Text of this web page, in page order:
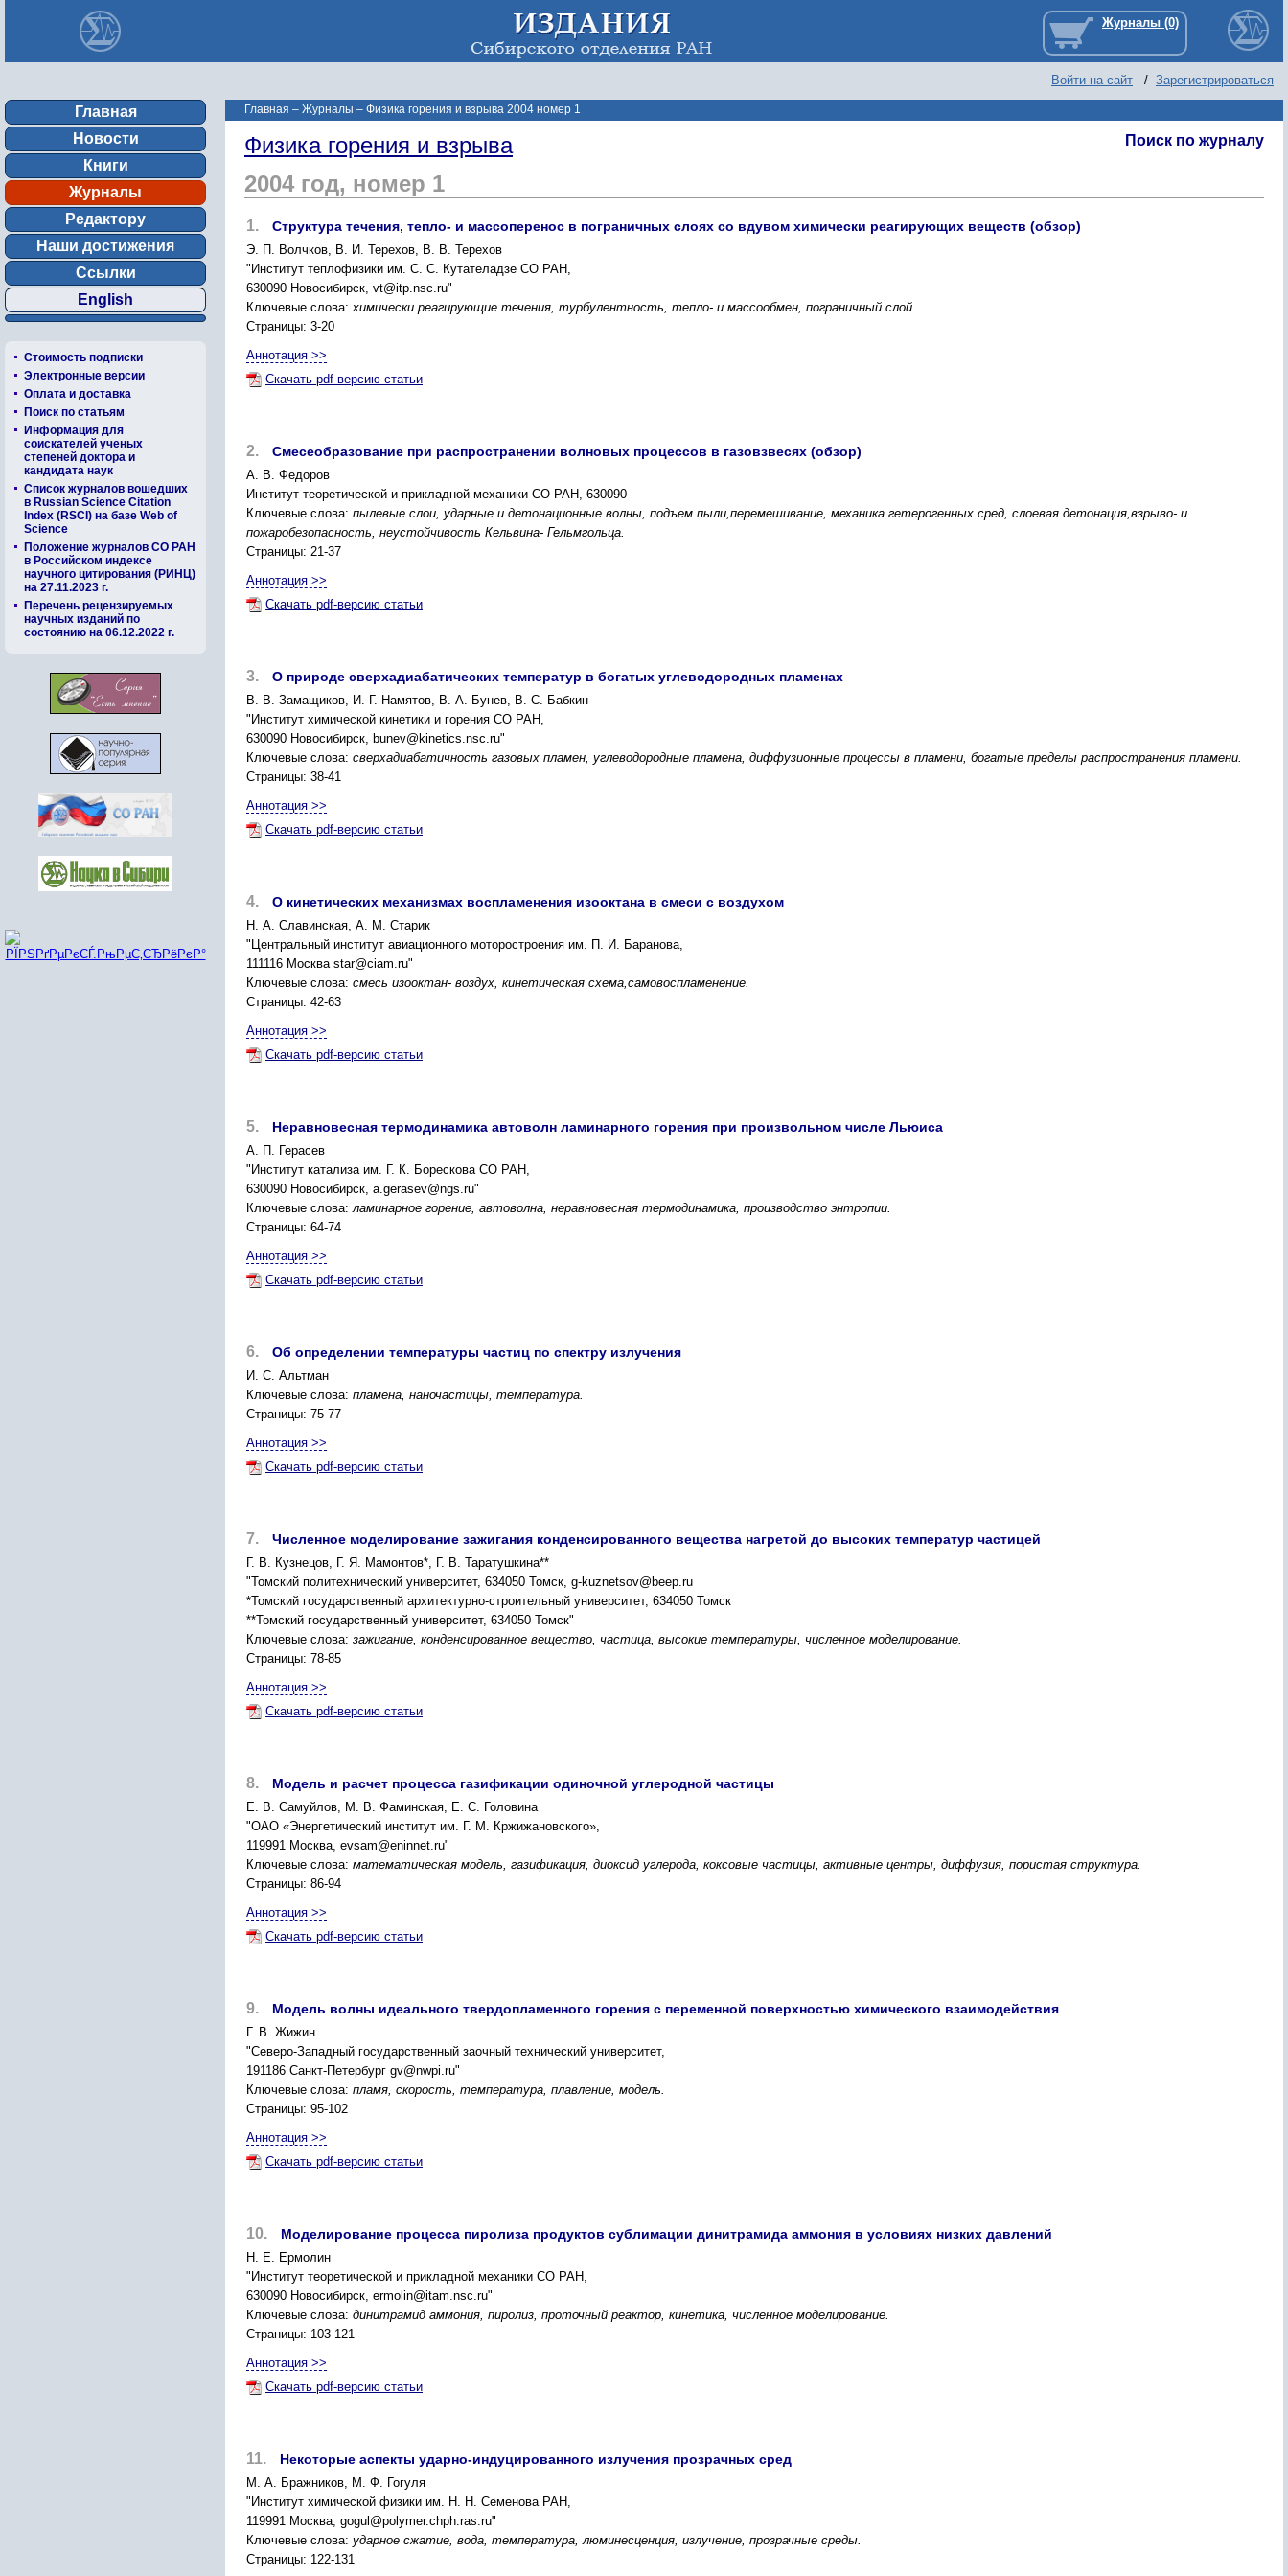
Войти на сайт / Зарегистрироваться
Главная
Новости
Книги
Журналы
Редактору
Наши достижения
Ссылки
English
Стоимость подписки
Электронные версии
Оплата и доставка
Поиск по статьям
Информация для
соискателей ученых
степеней доктора и
кандидата наук
Список журналов вошедших
в Russian Science Citation
Index (RSCI) на базе Web of
Science
Положение журналов СО РАН
в Российском индексе
научного цитирования (РИНЦ)
на 27.11.2023 г.
Перечень рецензируемых
научных изданий по
состоянию на 06.12.2022 г.
Главная – Журналы – Физика горения и взрыва 2004 номер 1
Поиск по журналу
Физика горения и взрыва
2004 год, номер 1
1. Структура течения, тепло- и массоперенос в пограничных слоях со вдувом химически реагирующих веществ (обзор)
Э. П. Волчков, В. И. Терехов, В. В. Терехов
"Институт теплофизики им. С. С. Кутателадзе СО РАН,
630090 Новосибирск, vt@itp.nsc.ru"
Ключевые слова:химически реагирующие течения, турбулентность, тепло- и массообмен, пограничный слой.
Страницы: 3-20
Аннотация >>
Скачать pdf-версию статьи
2. Смесеобразование при распространении волновых процессов в газовзвесях (обзор)
А. В. Федоров
Институт теоретической и прикладной механики СО РАН, 630090
Ключевые слова: пылевые слои, ударные и детонационные волны, подъем пыли,перемешивание, механика гетерогенных сред, слоевая детонация,взрыво- и
пожаробезопасность, неустойчивость Кельвина- Гельмгольца.
Страницы: 21-37
Аннотация >>
Скачать pdf-версию статьи
3. О природе сверхадиабатических температур в богатых углеводородных пламенах
В. В. Замащиков, И. Г. Намятов, В. А. Бунев, В. С. Бабкин
"Институт химической кинетики и горения СО РАН,
630090 Новосибирск, bunev@kinetics.nsc.ru"
Ключевые слова: сверхадиабатичность газовых пламен, углеводородные пламена, диффузионные процессы в пламени, богатые пределы распространения пламени.
Страницы: 38-41
Аннотация >>
Скачать pdf-версию статьи
4. О кинетических механизмах воспламенения изооктана в смеси с воздухом
Н. А. Славинская, А. М. Старик
"Центральный институт авиационного моторостроения им. П. И. Баранова,
111116 Москва star@ciam.ru"
Ключевые слова: смесь изооктан- воздух, кинетическая схема,самовоспламенение.
Страницы: 42-63
Аннотация >>
Скачать pdf-версию статьи
5. Неравновесная термодинамика автоволн ламинарного горения при произвольном числе Льюиса
А. П. Герасев
"Институт катализа им. Г. К. Борескова СО РАН,
630090 Новосибирск, a.gerasev@ngs.ru"
Ключевые слова:ламинарное горение, автоволна, неравновесная термодинамика, производство энтропии.
Страницы: 64-74
Аннотация >>
Скачать pdf-версию статьи
6. Об определении температуры частиц по спектру излучения
И. С. Альтман
Ключевые слова: пламена, наночастицы, температура.
Страницы: 75-77
Аннотация >>
Скачать pdf-версию статьи
7. Численное моделирование зажигания конденсированного вещества нагретой до высоких температур частицей
Г. В. Кузнецов, Г. Я. Мамонтов*, Г. В. Таратушкина**
"Томский политехнический университет, 634050 Томск, g-kuznetsov@beep.ru
*Томский государственный архитектурно-строительный университет, 634050 Томск
**Томский государственный университет, 634050 Томск"
Ключевые слова: зажигание, конденсированное вещество, частица, высокие температуры, численное моделирование.
Страницы: 78-85
Аннотация >>
Скачать pdf-версию статьи
8. Модель и расчет процесса газификации одиночной углеродной частицы
Е. В. Самуйлов, М. В. Фаминская, Е. С. Головина
"ОАО «Энергетический институт им. Г. М. Кржижановского»,
119991 Москва, evsam@eninnet.ru"
Ключевые слова: математическая модель, газификация, диоксид углерода, коксовые частицы, активные центры, диффузия, пористая структура.
Страницы: 86-94
Аннотация >>
Скачать pdf-версию статьи
9. Модель волны идеального твердопламенного горения с переменной поверхностью химического взаимодействия
Г. В. Жижин
"Северо-Западный государственный заочный технический университет,
191186 Санкт-Петербург gv@nwpi.ru"
Ключевые слова: пламя, скорость, температура, плавление, модель.
Страницы: 95-102
Аннотация >>
Скачать pdf-версию статьи
10. Моделирование процесса пиролиза продуктов сублимации динитрамида аммония в условиях низких давлений
Н. Е. Ермолин
"Институт теоретической и прикладной механики СО РАН,
630090 Новосибирск, ermolin@itam.nsc.ru"
Ключевые слова: динитрамид аммония, пиролиз, проточный реактор, кинетика, численное моделирование.
Страницы: 103-121
Аннотация >>
Скачать pdf-версию статьи
11. Некоторые аспекты ударно-индуцированного излучения прозрачных сред
М. А. Бражников, М. Ф. Гогуля
"Институт химической физики им. Н. Н. Семенова РАН,
119991 Москва, gogul@polymer.chph.ras.ru"
Ключевые слова: ударное сжатие, вода, температура, люминесценция, излучение, прозрачные среды.
Страницы: 122-131